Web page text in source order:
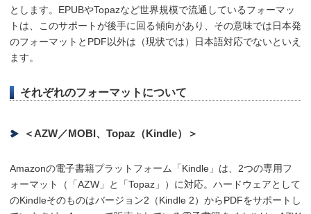
とします。EPUBやTopazなど世界規模で流通しているフォーマッ
トは、このサポートが後手に回る傾向があり、その意味では日本発
のフォーマットとPDF以外は（現状では）日本語対応でないといえ
ます。
それぞれのフォーマットについて
＜AZW／MOBI、Topaz（Kindle）＞
Amazonの電子書籍プラットフォーム「Kindle」は、2つの専用フ
ォーマット（「AZW」と「Topaz」）に対応。ハードウェアとして
のKindleそのものはバージョン2（Kindle 2）からPDFをサポートし